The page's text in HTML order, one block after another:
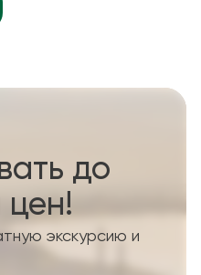
до
экскурсию и